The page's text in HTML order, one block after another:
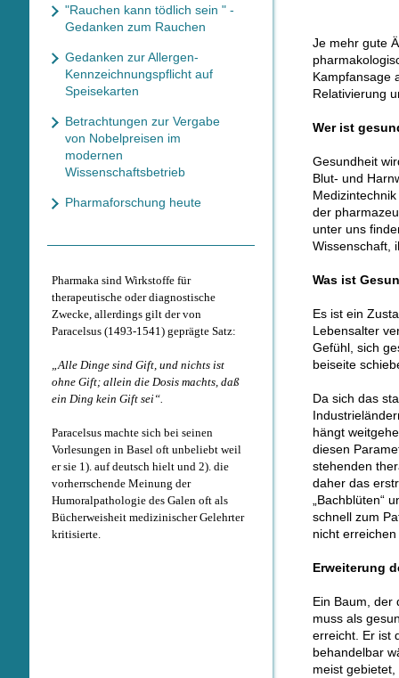
Je mehr gute
Kampfansage
Relativierung
Wer ist
Gesundheit
Blut- und
der
unter uns
Wissenschaft,
Was ist
Es ist ein
Lebensalter
Gefühl, sich
beiseite
Da sich das
hängt
diesen
stehenden
daher das
„Bachblüten“
schnell zum
nicht
Erweiterung
Ein Baum, der
muss als
erreicht. Er ist
behandelbar
meist
"Rauchen kann tödlich sein " -
Gedanken zum Rauchen
Gedanken zur Allergen-
Kennzeichnungspflicht auf
Speisekarten
Betrachtungen zur Vergabe
von Nobelpreisen im
modernen
Wissenschaftsbetrieb
Pharmaforschung heute
Pharmaka sind Wirkstoffe für
therapeutische oder diagnostische
Zwecke, allerdings gilt der von
Paracelsus (1493-1541) geprägte Satz:
„Alle Dinge sind Gift, und nichts ist
ohne Gift; allein die Dosis machts, daß
ein Ding kein Gift sei“.
Paracelsus machte sich bei seinen
Vorlesungen in Basel oft unbeliebt weil
er sie 1). auf deutsch hielt und 2). die
vorherrschende Meinung der
Humoralpathologie des Galen oft als
Bücherweisheit medizinischer Gelehrter
kritisierte.